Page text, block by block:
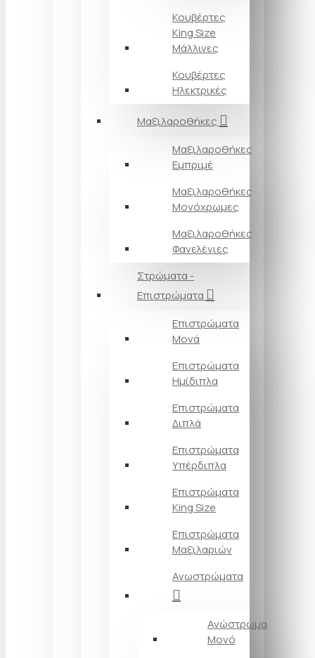
Κουβέρτες
King Size
Μάλλινες
Κουβέρτες
Ηλεκτρικές
Μαξιλαροθήκες
Μαξιλαροθήκες
Εμπριμέ
Μαξιλαροθήκες
Μονόχρωμες
Μαξιλαροθήκες
Φανελένιες
Στρώματα -
Επιστρώματα
Επιστρώματα
Μονά
Επιστρώματα
Ημίδιπλα
Επιστρώματα
Διπλά
Επιστρώματα
Υπέρδιπλα
Επιστρώματα
King Size
Επιστρώματα
Μαξιλαριών
Ανωστρώματα
Ανώστρωμα
Μονό